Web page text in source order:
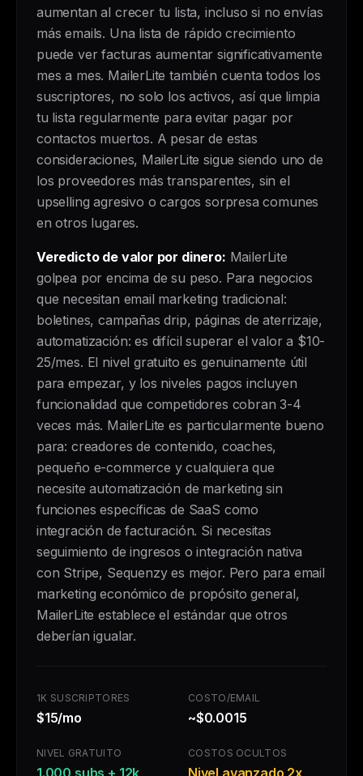
aumentan al crecer tu lista, incluso si no envías
más emails. Una lista de rápido crecimiento
puede ver facturas aumentar significativamente
mes a mes. MailerLite también cuenta todos los
suscriptores, no solo los activos, así que limpia
tu lista regularmente para evitar pagar por
contactos muertos. A pesar de estas
consideraciones, MailerLite sigue siendo uno de
los proveedores más transparentes, sin el
upselling agresivo o cargos sorpresa comunes
en otros lugares.
Veredicto de valor por dinero: MailerLite
golpea por encima de su peso. Para negocios
que necesitan email marketing tradicional:
boletines, campañas drip, páginas de aterrizaje,
automatización: es difícil superar el valor a $10-
25/mes. El nivel gratuito es genuinamente útil
para empezar, y los niveles pagos incluyen
funcionalidad que competidores cobran 3-4
veces más. MailerLite es particularmente bueno
para: creadores de contenido, coaches,
pequeño e-commerce y cualquiera que
necesite automatización de marketing sin
funciones específicas de SaaS como
integración de facturación. Si necesitas
seguimiento de ingresos o integración nativa
con Stripe, Sequenzy es mejor. Pero para email
marketing económico de propósito general,
MailerLite establece el estándar que otros
deberían igualar.
1K SUSCRIPTORES
$15/mo
COSTO/EMAIL
~$0.0015
NIVEL GRATUITO
1.000 subs + 12k
COSTOS OCULTOS
Nivel avanzado 2x